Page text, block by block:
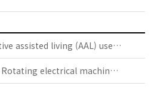
IEC TS 63134:2020 - Active assisted living (AAL) use cases
IEC 60034-5:2020 RLV - Rotating electrical machines - Part 5: Degrees of protection provided by the integral design of rotating electrical machines (IP code) - Classification